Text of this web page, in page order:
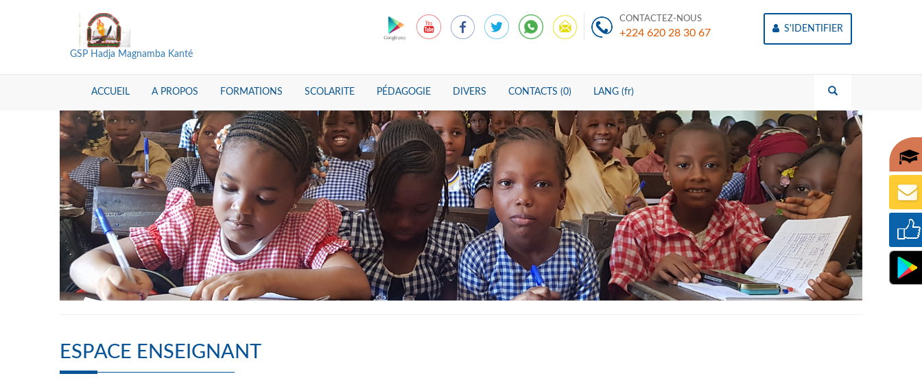
GSP Hadja Magnamba Kanté
CONTACTEZ-NOUS
+224 620 28 30 67 S'IDENTIFIER
ACCUEIL A PROPOS FORMATIONS SCOLARITE PÉDAGOGIE DIVERS CONTACTS (0) LANG (fr)
ESPACE ENSEIGNANT